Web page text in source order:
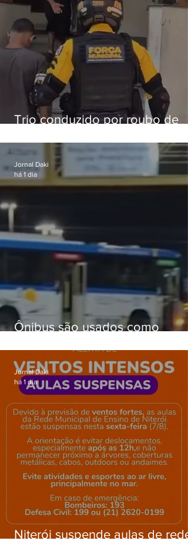
Trio conduzido por roubo de
passagens
Ônibus são usados como
Gardênia Azul
Jornal Daki
há 1 dia
Niterói suspende aulas de rede
Jornal Daki
há 1 dia